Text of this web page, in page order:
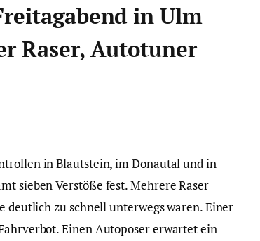
in Ulm
Raser, Autotuner
in Blautstein, im Donautal und in
sieben Verstöße fest. Mehrere Raser
zu schnell unterwegs waren. Einer
Einen Autoposer erwartet ein